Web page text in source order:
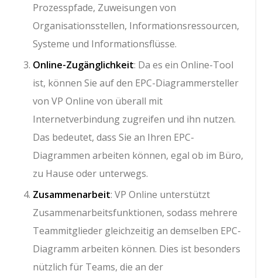
Prozesspfade, Zuweisungen von
Organisationsstellen, Informationsressourcen,
Systeme und Informationsflüsse.
Online-Zugänglichkeit: Da es ein Online-Tool
ist, können Sie auf den EPC-Diagrammersteller
von VP Online von überall mit
Internetverbindung zugreifen und ihn nutzen.
Das bedeutet, dass Sie an Ihren EPC-
Diagrammen arbeiten können, egal ob im Büro,
zu Hause oder unterwegs.
Zusammenarbeit: VP Online unterstützt
Zusammenarbeitsfunktionen, sodass mehrere
Teammitglieder gleichzeitig an demselben EPC-
Diagramm arbeiten können. Dies ist besonders
nützlich für Teams, die an der